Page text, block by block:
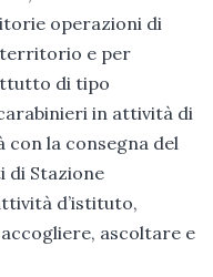
operazioni di
e per
di tipo
in attività di
con la consegna del
di Stazione
d’istituto,
ascoltare e